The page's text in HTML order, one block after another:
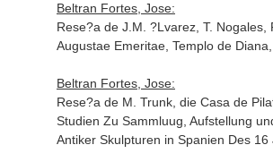
Beltran Fortes, Jose:
Rese?a de J.M. ?Lvarez, T. Nogales,
Augustae Emeritae, Templo de
Beltran Fortes, Jose:
Rese?a de M. Trunk, die Casa de
Studien Zu Sammluug, Aufstellung
Antiker Skulpturen in Spanien Des 16